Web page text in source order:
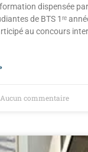
dispensée
de BTS 1ʳᵉ
au concours
Aucun commentaire